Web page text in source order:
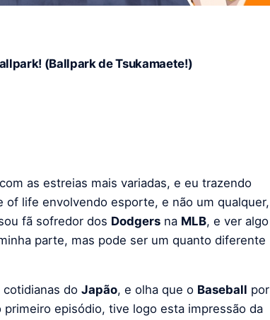
(Ballpark de Tsukamaete!)
com as estreias mais variadas, e eu trazendo
life envolvendo esporte, e não um qualquer,
fã sofredor dos Dodgers na MLB, e ver algo
parte, mas pode ser um quanto diferente
do Japão, e olha que o Baseball por
primeiro episódio, tive logo esta impressão da